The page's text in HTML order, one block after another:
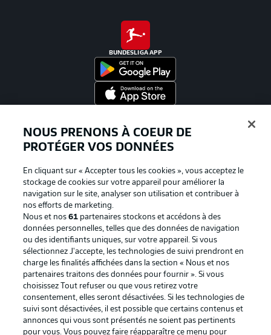
BUNDESLIGA APP
La publicité Conditions d’utilisation des
Mentions Légales Gérer mes préférences
Déclaration de Diffuseurs
NOUS PRENONS À COEUR DE
PROTÉGER VOS DONNÉES
En cliquant sur « Accepter tous les cookies », vous acceptez le
stockage de cookies sur votre appareil pour améliorer la
navigation sur le site, analyser son utilisation et contribuer à
nos efforts de marketing.
Nous et nos61 partenaires stockons et accédons à des
données personnelles, telles que des données de navigation
ou des identifiants uniques, sur votre appareil. Si vous
sélectionnez J'accepte, les technologies de suivi prendront en
charge les finalités affichées dans la section « Nous et nos
partenaires traitons des données pour fournir ». Si vous
choisissez Tout refuser ou que vous retirez votre
consentement, elles seront désactivées. Si les technologies de
suivi sont désactivées, il est possible que certains contenus et
annonces qui vous sont présentés ne soient pas pertinents
pour vous. Vous pouvez faire réapparaître ce menu pour